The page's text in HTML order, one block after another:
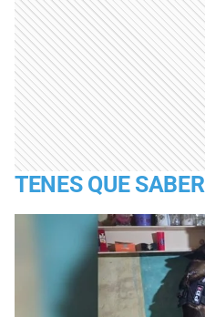
TENES QUE SABER